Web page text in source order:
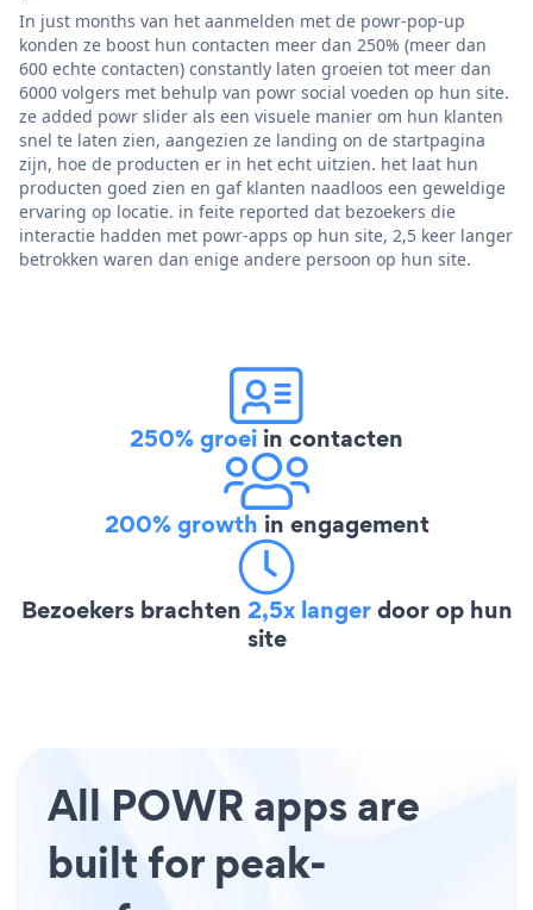
In just months van het aanmelden met de powr-pop-up
konden ze boost hun contacten meer dan 250% (meer dan
600 echte contacten) constantly laten groeien tot meer dan
6000 volgers met behulp van powr social voeden op hun site.
ze added powr slider als een visuele manier om hun klanten
snel te laten zien, aangezien ze landing on de startpagina
zijn, hoe de producten er in het echt uitzien. het laat hun
producten goed zien en gaf klanten naadloos een geweldige
ervaring op locatie. in feite reported dat bezoekers die
interactie hadden met powr-apps op hun site, 2,5 keer langer
betrokken waren dan enige andere persoon op hun site.
250% groei in contacten
200% growth in engagement
Bezoekers brachten 2,5x langerdoor op hun
site
All POWR apps are
built for peak-